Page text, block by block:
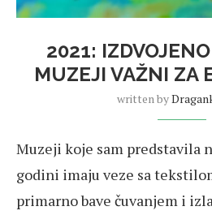
2021:
MUZEJI VAŽNI ZA
written by
Muzeji koje sam predstavila
godini imaju veze sa
primarno bave čuvanjem i